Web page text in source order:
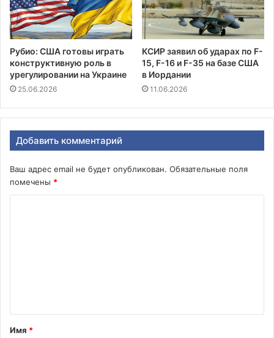
Рубио: США готовы играть
конструктивную роль в
урегулировании на Украине
25.06.2026
КСИР заявил об ударах по F-
15, F-16 и F-35 на базе США
в Иордании
11.06.2026
Добавить комментарий
Ваш адрес email не будет опубликован. Обязательные поля
помечены *
т
а
Имя *